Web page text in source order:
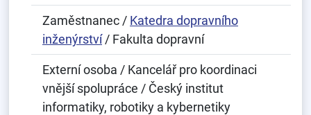
Zaměstnanec / Katedra dopravního
inženýrství/ Fakulta dopravní
Externí osoba / Kancelář pro koordinaci
vnější spolupráce / Český institut
informatiky, robotiky a kybernetiky